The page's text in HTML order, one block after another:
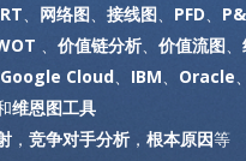
、 网络图、 接线图、 PFD、
、 价值链分析、 价值流图、
Google Cloud、 IBM、 Oracle
维恩图工具
， 竞争对手分析， 根本原因等